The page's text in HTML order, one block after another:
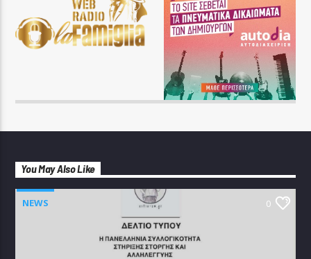
You May Also Like
NEWS 0